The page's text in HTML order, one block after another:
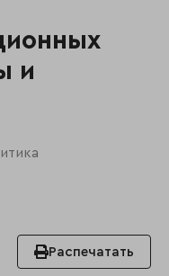
и
Распечатать